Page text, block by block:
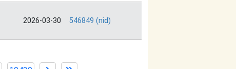
2026-03-30 546849 (nid)